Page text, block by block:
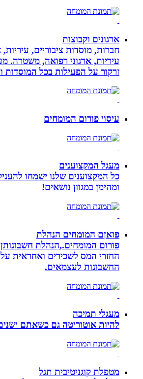
ארגונים וקבוצות
חברות, מוסדות ציבוריים, עיריות,
עיריות, ארגוני רפואה, משטרה.
זרקור על הפעילות בכל המוסדות
עיסוי פורום המומחים
מעגל המקצוענים
כל המקצוענים שלנו ישמחו להעניק
ומהימן במגוון נושאים!
פואןם המומחים הנהלת
פורום המומחים.,הנהלת חשבונותן,
החזרי המס לשכירים ואחראית על
החשבונות לעצמאים.
מעגלי תמיכה
להיות אוטוריטה גם כשאתם ישנים
מטפלת קוגניטיבית תגל